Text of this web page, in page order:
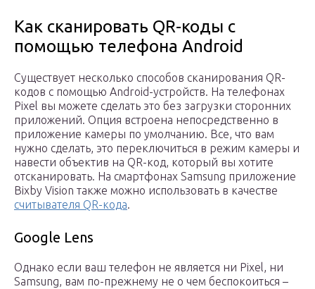
Как сканировать QR-коды с
помощью телефона Android
Существует несколько способов сканирования QR-
кодов с помощью Android-устройств. На телефонах
Pixel вы можете сделать это без загрузки сторонних
приложений. Опция встроена непосредственно в
приложение камеры по умолчанию. Все, что вам
нужно сделать, это переключиться в режим камеры и
навести объектив на QR-код, который вы хотите
отсканировать. На смартфонах Samsung приложение
Bixby Vision также можно использовать в качестве
считывателя QR-кода.
Google Lens
Однако если ваш телефон не является ни Pixel, ни
Samsung, вам по-прежнему не о чем беспокоиться –